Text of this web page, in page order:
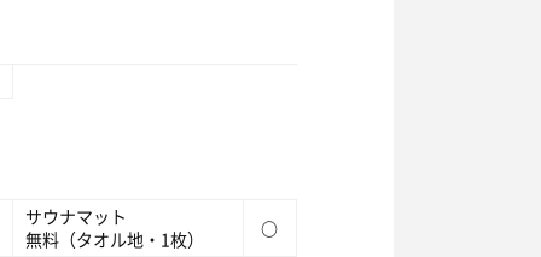
サウナマット
無料（タオル地・1枚）
○